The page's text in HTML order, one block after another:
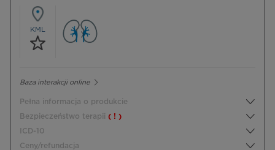
KML
Baza interakcji online
Pełna informacja o produkcie
Bezpieczeństwo terapii ( ! )
ICD-10
Ceny/refundacja